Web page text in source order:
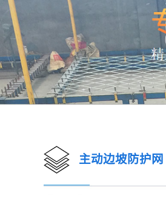
主动边坡防护网